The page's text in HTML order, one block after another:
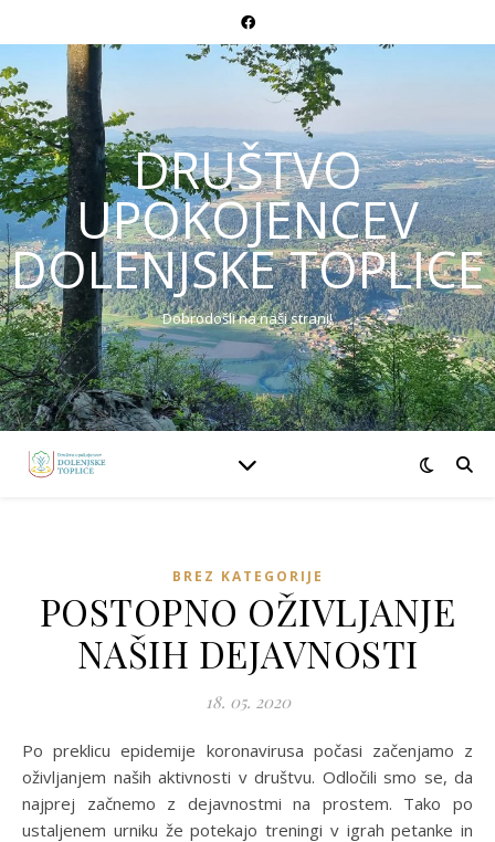
DRUŠTVO
UPOKOJENCEV
DOLENJSKE TOPLICE
Dobrodošli na naši strani!
BREZ KATEGORIJE
POSTOPNO OŽIVLJANJE
NAŠIH DEJAVNOSTI
18. 05. 2020
Po preklicu epidemije koronavirusa počasi začenjamo z
oživljanjem naših aktivnosti v društvu. Odločili smo se, da
najprej začnemo z dejavnostmi na prostem. Tako po
ustaljenem urniku že potekajo treningi v igrah petanke in